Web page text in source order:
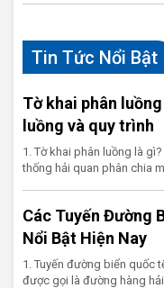
Tin Tức Nổi Bật
Tờ khai phân
luồng và quy trình
1. Tờ khai phân luồng là
thống hải quan phân chia
Các Tuyến Đường
Nổi Bật Hiện Nay
1. Tuyến đường biển quốc
được gọi là đường hàng hải